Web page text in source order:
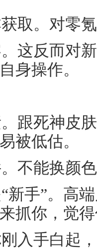
取。对零
这反而对
身操作。
跟死神皮
被低估。
不能换颜
新手”。高
抓你，觉
入手白起